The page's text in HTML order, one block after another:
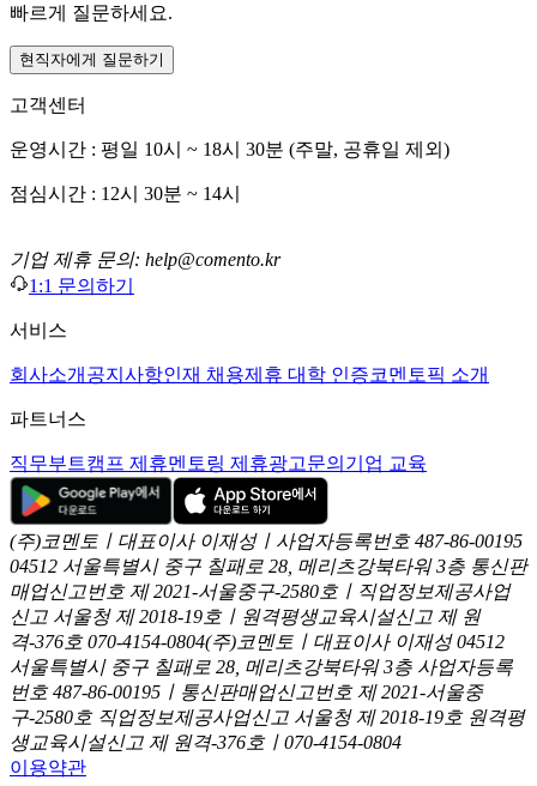
빠르게 질문하세요.
현직자에게 질문하기
고객센터
운영시간 : 평일 10시 ~ 18시 30분 (주말, 공휴일 제외)
점심시간 : 12시 30분 ~ 14시
기업 제휴 문의: help@comento.kr
1:1 문의하기
서비스
회사소개 공지사항인재 채용제휴 대학 인증코멘토픽 소개
파트너스
직무부트캠프 제휴멘토링 제휴광고문의 기업 교육
(주)코멘토ㅣ대표이사 이재성ㅣ사업자등록번호 487-86-00195
04512 서울특별시 중구 칠패로 28, 메리츠강북타워 3층 통신판
매업신고번호 제 2021-서울중구-2580호ㅣ직업정보제공사업
신고 서울청 제 2018-19호ㅣ원격평생교육시설신고 제 원
격-376호 070-4154-0804(주)코멘토ㅣ대표이사 이재성 04512
서울특별시 중구 칠패로 28, 메리츠강북타워 3층 사업자등록
번호 487-86-00195ㅣ통신판매업신고번호 제 2021-서울중
구-2580호 직업정보제공사업신고 서울청 제 2018-19호 원격평
생교육시설신고 제 원격-376호ㅣ070-4154-0804
이용약관